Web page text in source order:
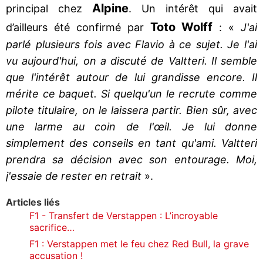
principal chez Alpine. Un intérêt qui avait
d’ailleurs été confirmé par Toto Wolff : « J'ai
parlé plusieurs fois avec Flavio à ce sujet. Je l'ai
vu aujourd'hui, on a discuté de Valtteri. Il semble
que l'intérêt autour de lui grandisse encore. Il
mérite ce baquet. Si quelqu'un le recrute comme
pilote titulaire, on le laissera partir. Bien sûr, avec
une larme au coin de l'œil. Je lui donne
simplement des conseils en tant qu'ami. Valtteri
prendra sa décision avec son entourage. Moi,
j'essaie de rester en retrait ».
Articles liés
F1 - Transfert de Verstappen : L’incroyable
sacrifice…
F1 : Verstappen met le feu chez Red Bull, la grave
accusation !